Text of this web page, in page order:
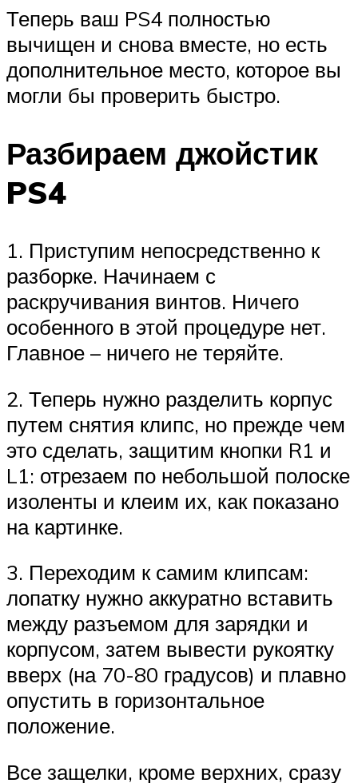
Теперь ваш PS4 полностью
вычищен и снова вместе, но есть
дополнительное место, которое вы
могли бы проверить быстро.
Разбираем джойстик
PS4
1. Приступим непосредственно к
разборке. Начинаем с
раскручивания винтов. Ничего
особенного в этой процедуре нет.
Главное – ничего не теряйте.
2. Теперь нужно разделить корпус
путем снятия клипс, но прежде чем
это сделать, защитим кнопки R1 и
L1: отрезаем по небольшой полоске
изоленты и клеим их, как показано
на картинке.
3. Переходим к самим клипсам:
лопатку нужно аккуратно вставить
между разъемом для зарядки и
корпусом, затем вывести рукоятку
вверх (на 70-80 градусов) и плавно
опустить в горизонтальное
положение.
Все защелки, кроме верхних, сразу